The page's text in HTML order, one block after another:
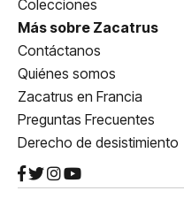
Colecciones
Más sobre Zacatrus
Contáctanos
Quiénes somos
Zacatrus en Francia
Preguntas Frecuentes
Derecho de desistimiento